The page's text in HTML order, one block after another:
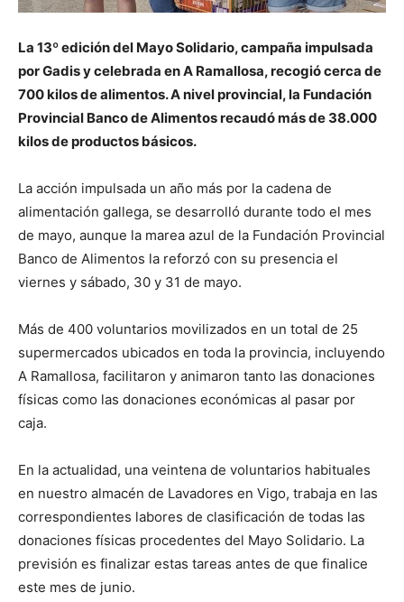
La 13º edición del Mayo Solidario, campaña impulsada
por Gadis y celebrada en A Ramallosa, recogió cerca de
700 kilos de alimentos. A nivel provincial, la Fundación
Provincial Banco de Alimentos recaudó más de 38.000
kilos de productos básicos.
La acción impulsada un año más por la cadena de
alimentación gallega, se desarrolló durante todo el mes
de mayo, aunque la marea azul de la Fundación Provincial
Banco de Alimentos la reforzó con su presencia el
viernes y sábado, 30 y 31 de mayo.
Más de 400 voluntarios movilizados en un total de 25
supermercados ubicados en toda la provincia, incluyendo
A Ramallosa, facilitaron y animaron tanto las donaciones
físicas como las donaciones económicas al pasar por
caja.
En la actualidad, una veintena de voluntarios habituales
en nuestro almacén de Lavadores en Vigo, trabaja en las
correspondientes labores de clasificación de todas las
donaciones físicas procedentes del Mayo Solidario. La
previsión es finalizar estas tareas antes de que finalice
este mes de junio.